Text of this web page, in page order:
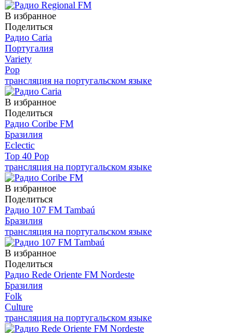
В избранное
Поделиться
Радио Caria
Португалия
Variety
Pop
трансляция на португальском языке
В избранное
Поделиться
Радио Coribe FM
Бразилия
Eclectic
Top 40 Pop
трансляция на португальском языке
В избранное
Поделиться
Радио 107 FM Tambaú
Бразилия
трансляция на португальском языке
В избранное
Поделиться
Радио Rede Oriente FM Nordeste
Бразилия
Folk
Culture
трансляция на португальском языке